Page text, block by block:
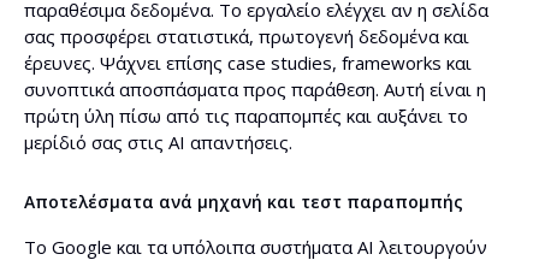
παραθέσιμα δεδομένα. Το εργαλείο ελέγχει αν η σελίδα
σας προσφέρει στατιστικά, πρωτογενή δεδομένα και
έρευνες. Ψάχνει επίσης case studies, frameworks και
συνοπτικά αποσπάσματα προς παράθεση. Αυτή είναι η
πρώτη ύλη πίσω από τις παραπομπές και αυξάνει το
μερίδιό σας στις AI απαντήσεις.
Αποτελέσματα ανά μηχανή και τεστ παραπομπής
Το Google και τα υπόλοιπα συστήματα AI λειτουργούν